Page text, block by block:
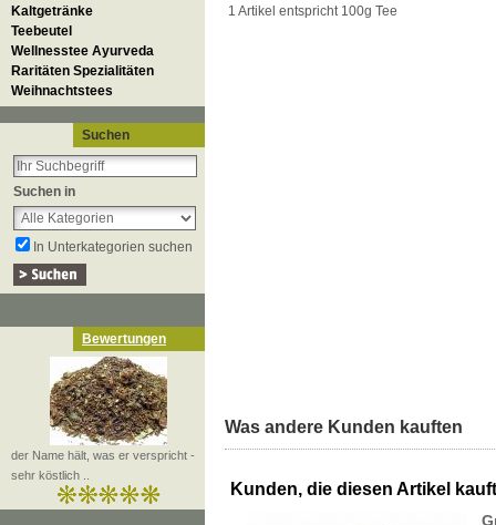
Kaltgetränke
Teebeutel
Wellnesstee Ayurveda
Raritäten Spezialitäten
Weihnachtstees
Suchen
Suchen in
In Unterkategorien suchen
Bewertungen
der Name hält, was er verspricht -
sehr köstlich ..
1 Artikel entspricht 100g Tee
Was andere Kunden kauften
Kunden, die diesen Artikel